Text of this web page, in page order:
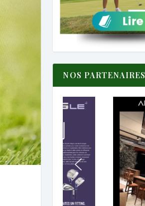
NOS PARTENAIRES